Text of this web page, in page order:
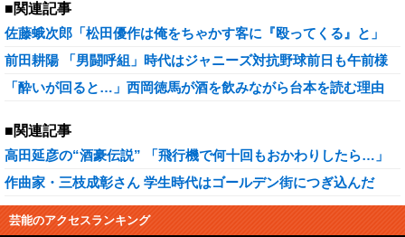
■関連記事
佐藤蛾次郎「松田優作は俺をちゃかす客に『殴ってくる』と」
前田耕陽 「男闘呼組」時代はジャニーズ対抗野球前日も午前様
「酔いが回ると…」西岡徳馬が酒を飲みながら台本を読む理由
■関連記事
高田延彦の“酒豪伝説” 「飛行機で何十回もおかわりしたら…」
作曲家・三枝成彰さん 学生時代はゴールデン街につぎ込んだ
芸能のアクセスランキング